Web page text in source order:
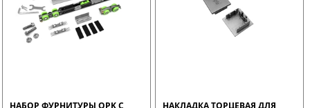
НАБОР ФУРНИТУРЫ OPK С
НАКЛАДКА ТОРЦЕВАЯ ДЛЯ